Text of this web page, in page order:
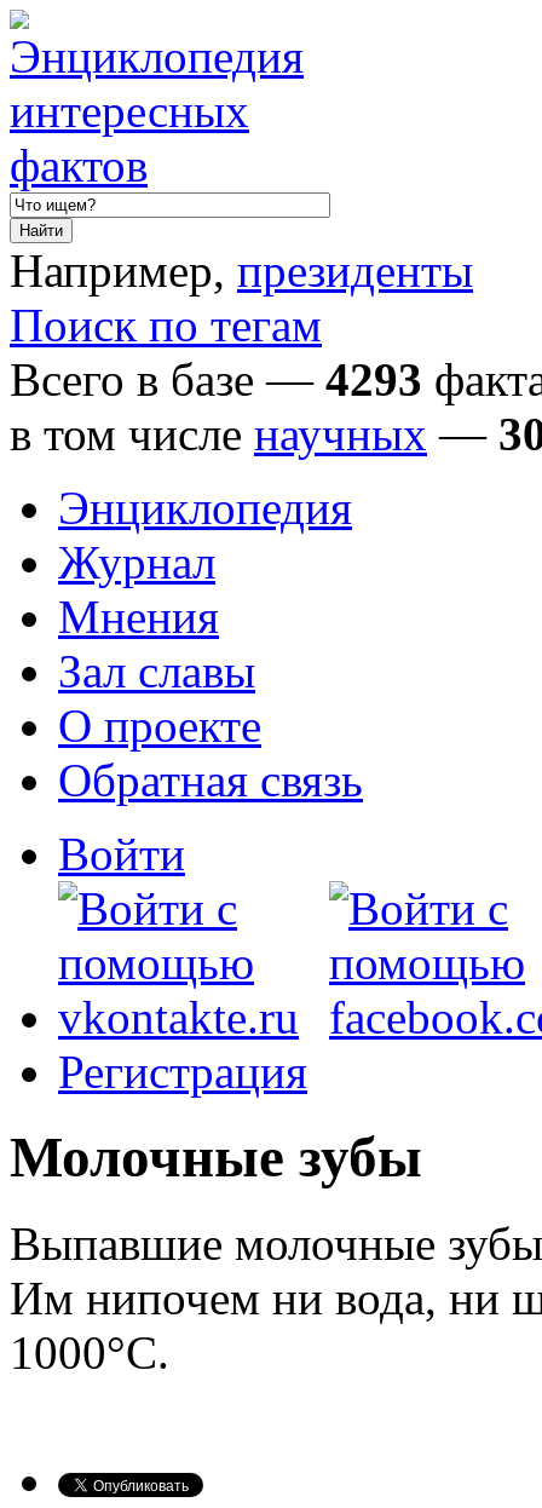
Например, президенты
Поиск по тегам
Всего в базе — 4293
в том числе научных —
Энциклопедия
Журнал
Мнения
Зал славы
О проекте
Обратная связь
Войти
Регистрация
Молочные зубы
Выпавшие молочные зубы
Им нипочем ни вода, ни
1000°C.